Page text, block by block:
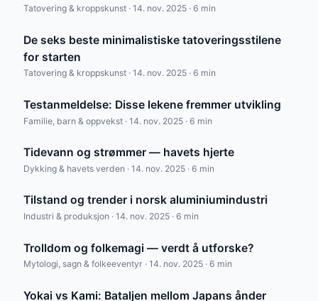
Tatovering & kroppskunst · 14. nov. 2025 · 6 min
De seks beste minimalistiske tatoveringsstilene
for starten
Tatovering & kroppskunst · 14. nov. 2025 · 6 min
Testanmeldelse: Disse lekene fremmer utvikling
Familie, barn & oppvekst · 14. nov. 2025 · 6 min
Tidevann og strømmer — havets hjerte
Dykking & havets verden · 14. nov. 2025 · 6 min
Tilstand og trender i norsk aluminiumindustri
Industri & produksjon · 14. nov. 2025 · 6 min
Trolldom og folkemagi — verdt å utforske?
Mytologi, sagn & folkeeventyr · 14. nov. 2025 · 6 min
Yokai vs Kami: Bataljen mellom Japans ånder